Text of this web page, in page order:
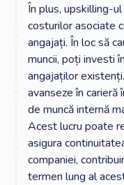
În plus, upskilling-
costurilor asociate
angajați. În loc să
muncii, poți investi
angajaților
avanseze în
de muncă internă
Acest lucru poate
asigura
companiei,
termen lung al